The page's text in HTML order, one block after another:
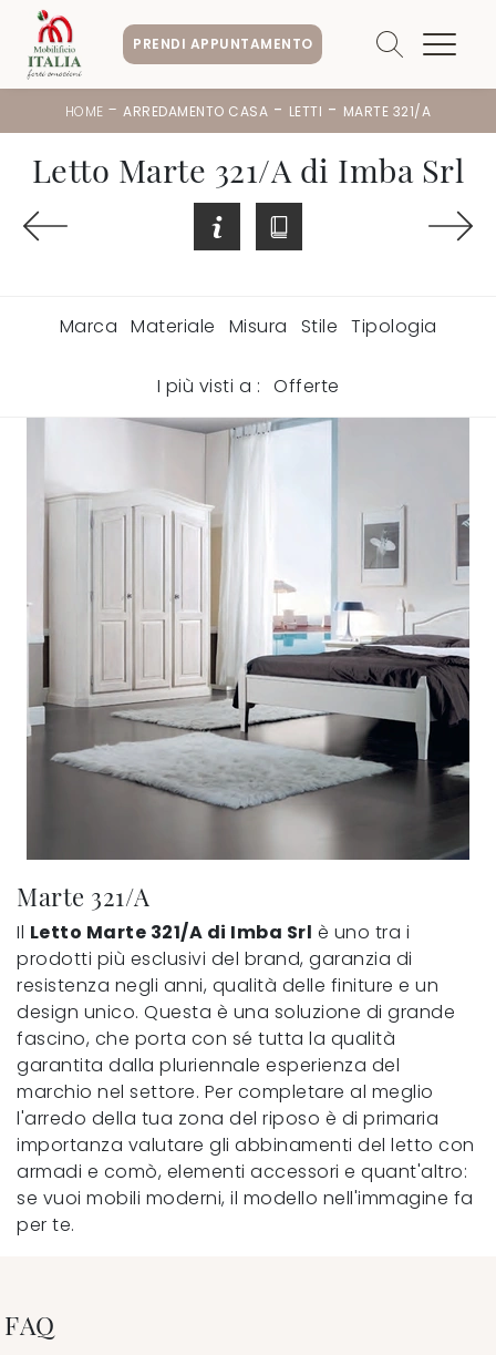
PRENDI APPUNTAMENTO
HOME -ARREDAMENTO CASA - LETTI - MARTE 321/A
Letto Marte 321/A di Imba Srl
Marca Materiale Misura Stile Tipologia
I più visti a : Offerte
Marte 321/A
Il Letto Marte 321/A di Imba Srl è uno tra i
prodotti più esclusivi del brand, garanzia di
resistenza negli anni, qualità delle finiture e un
design unico. Questa è una soluzione di grande
fascino, che porta con sé tutta la qualità
garantita dalla pluriennale esperienza del
marchio nel settore. Per completare al meglio
l'arredo della tua zona del riposo è di primaria
importanza valutare gli abbinamenti del letto con
armadi e comò, elementi accessori e quant'altro:
se vuoi mobili moderni, il modello nell'immagine fa
per te.
FAQ